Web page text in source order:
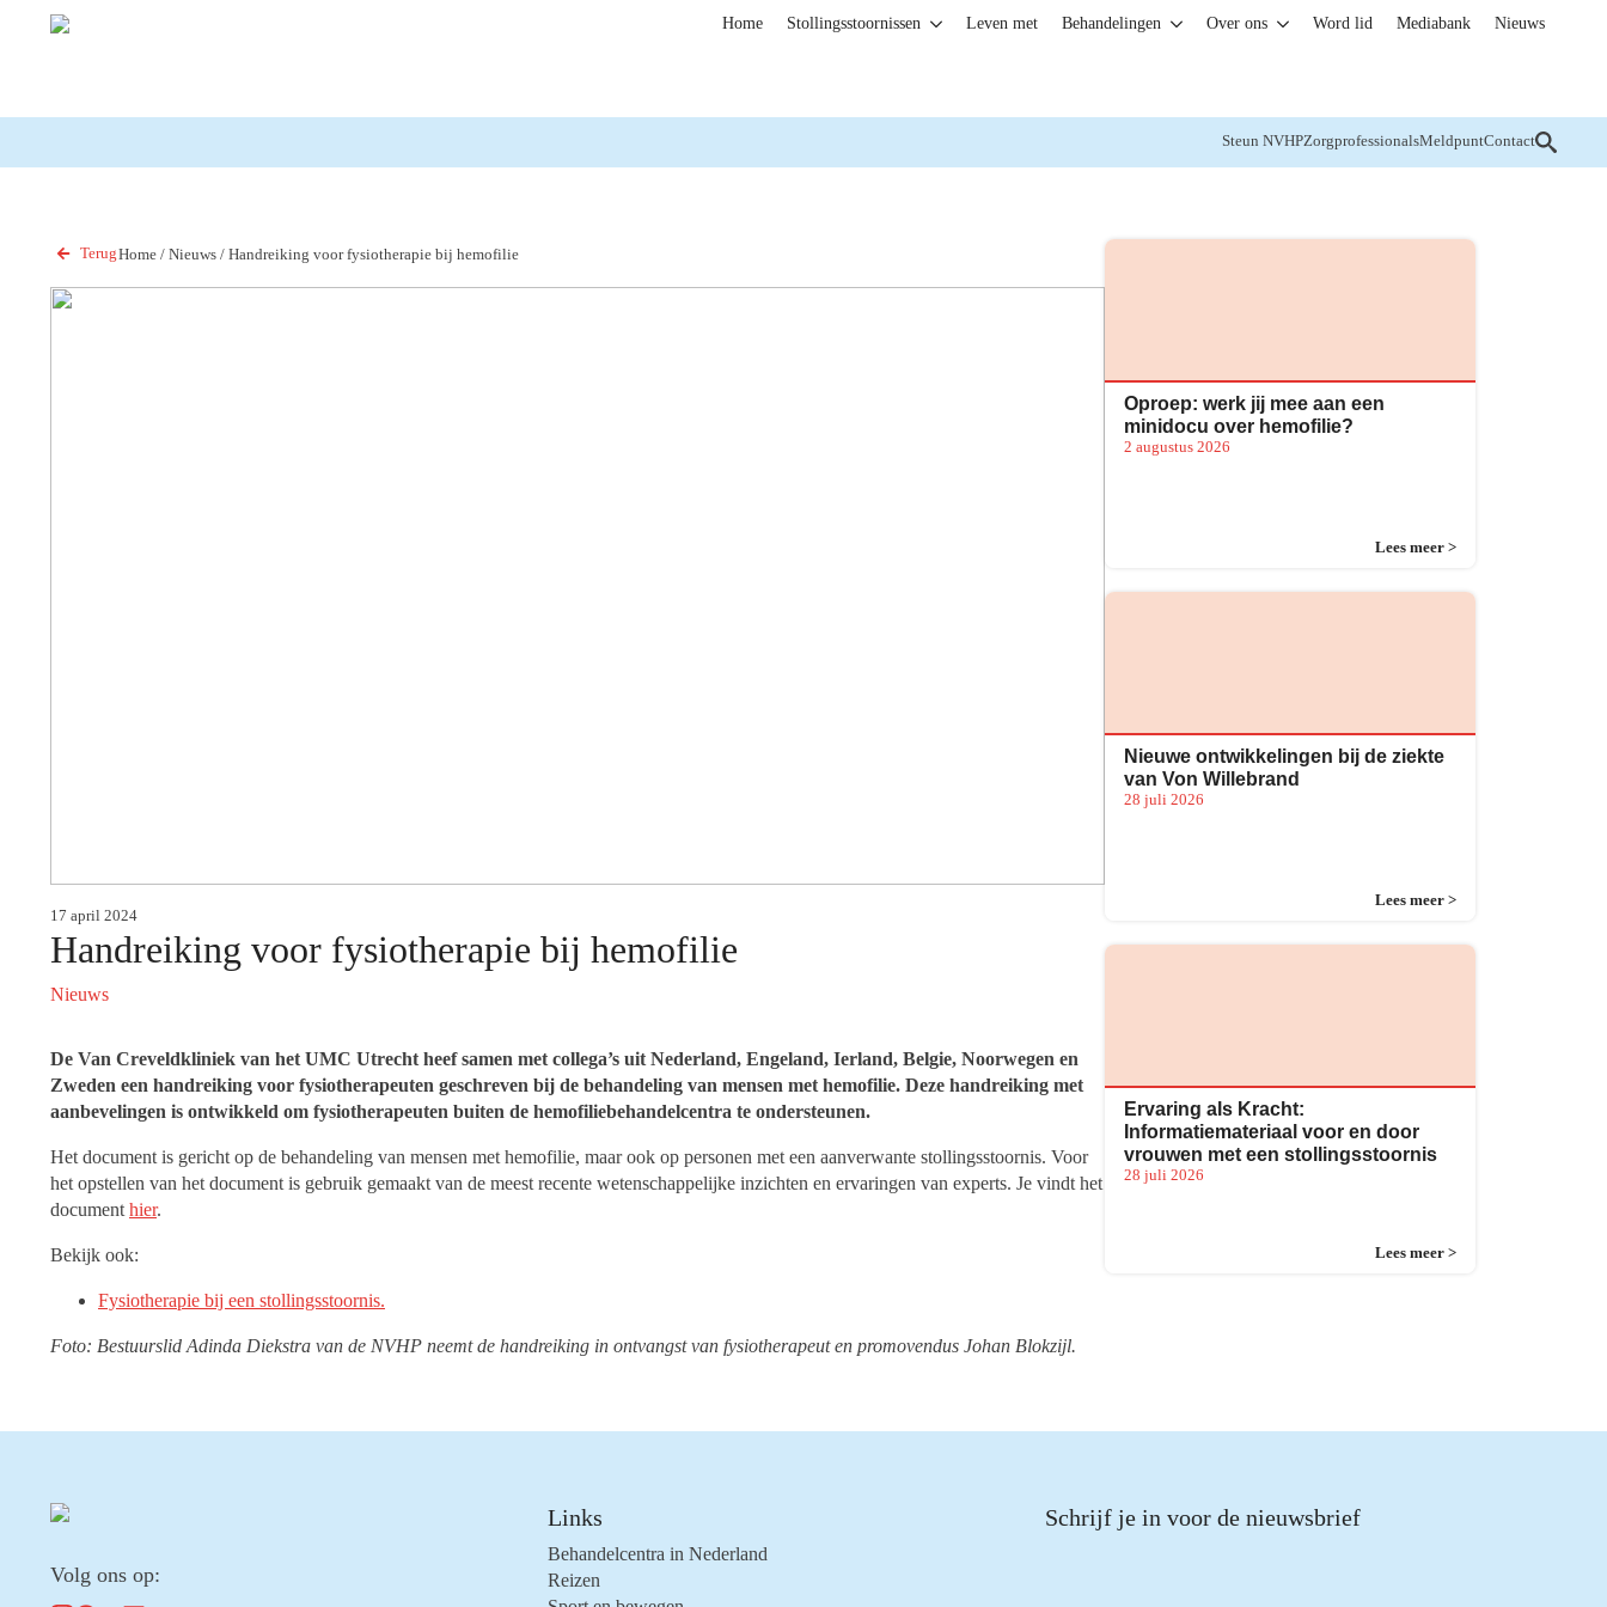
Home Stollingsstoornissen Leven met Behandelingen Over ons Word lid Mediabank Nieuws
Steun NVHPZorgprofessionalsMeldpuntContact
TerugHome/ Nieuws/ Handreiking voor fysiotherapie bij hemofilie
17 april 2024
Handreiking voor fysiotherapie bij hemofilie
Nieuws
De Van Creveldkliniek van het UMC Utrecht heef samen met collega’s uit Nederland, Engeland, Ierland, Belgie, Noorwegen en
Zweden een handreiking voor fysiotherapeuten geschreven bij de behandeling van mensen met hemofilie. Deze handreiking met
aanbevelingen is ontwikkeld om fysiotherapeuten buiten de hemofiliebehandelcentra te ondersteunen.
Het document is gericht op de behandeling van mensen met hemofilie, maar ook op personen met een aanverwante stollingsstoornis. Voor
het opstellen van het document is gebruik gemaakt van de meest recente wetenschappelijke inzichten en ervaringen van experts. Je vindt het
document hier.
Bekijk ook:
Fysiotherapie bij een stollingsstoornis.
Foto: Bestuurslid Adinda Diekstra van de NVHP neemt de handreiking in ontvangst van fysiotherapeut en promovendus Johan Blokzijl.
Oproep: werk jij mee aan een
minidocu over hemofilie?
2 augustus 2026
Lees meer >
Nieuwe ontwikkelingen bij de ziekte
van Von Willebrand
28 juli 2026
Lees meer >
Ervaring als Kracht:
Informatiemateriaal voor en door
vrouwen met een stollingsstoornis
28 juli 2026
Lees meer >
Volg ons op:
Links
Behandelcentra in Nederland
Reizen
Schrijf je in voor de nieuwsbrief